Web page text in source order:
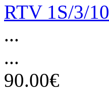
RTV 1S/3/10
...
...
90.00€